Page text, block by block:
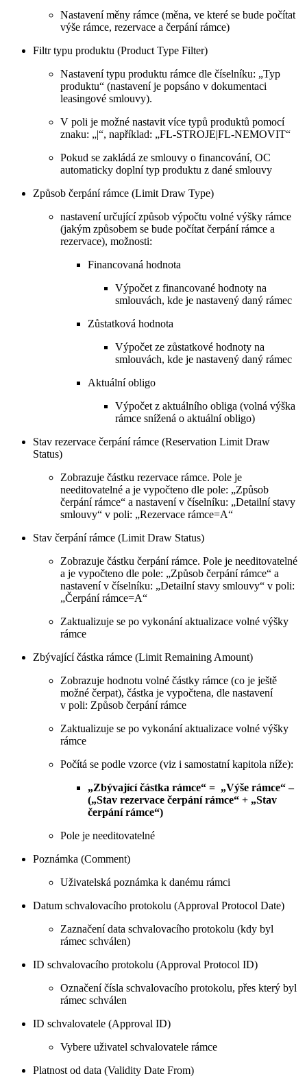
Nastavení měny rámce (měna, ve které se bude počítat
výše rámce, rezervace a čerpání rámce)
Filtr typu produktu (Product Type Filter)
Nastavení typu produktu rámce dle číselníku: „Typ
produktu“ (nastavení je popsáno v dokumentaci
leasingové smlouvy).
V poli je možné nastavit více typů produktů pomocí
znaku: „|“, například: „FL-STROJE|FL-NEMOVIT“
Pokud se zakládá ze smlouvy o financování, OC
automaticky doplní typ produktu z dané smlouvy
Způsob čerpání rámce (Limit Draw Type)
nastavení určující způsob výpočtu volné výšky rámce
(jakým způsobem se bude počítat čerpání rámce a
rezervace), možnosti:
Financovaná hodnota
Výpočet z financované hodnoty na
smlouvách, kde je nastavený daný rámec
Zůstatková hodnota
Výpočet ze zůstatkové hodnoty na
smlouvách, kde je nastavený daný rámec
Aktuální obligo
Výpočet z aktuálního obliga (volná výška
rámce snížená o aktuální obligo)
Stav rezervace čerpání rámce (Reservation Limit Draw
Status)
Zobrazuje částku rezervace rámce. Pole je
needitovatelné a je vypočteno dle pole: „Způsob
čerpání rámce“ a nastavení v číselníku: „Detailní stavy
smlouvy“ v poli: „Rezervace rámce=A“
Stav čerpání rámce (Limit Draw Status)
Zobrazuje částku čerpání rámce. Pole je needitovatelné
a je vypočteno dle pole: „Způsob čerpání rámce“ a
nastavení v číselníku: „Detailní stavy smlouvy“ v poli:
„Čerpání rámce=A“
Zaktualizuje se po vykonání aktualizace volné výšky
rámce
Zbývající částka rámce (Limit Remaining Amount)
Zobrazuje hodnotu volné částky rámce (co je ještě
možné čerpat), částka je vypočtena, dle nastavení
v poli: Způsob čerpání rámce
Zaktualizuje se po vykonání aktualizace volné výšky
rámce
Počítá se podle vzorce (viz i samostatní kapitola níže):
„Zbývající částka rámce“ = „Výše rámce“ –
(„Stav rezervace čerpání rámce“ + „Stav
čerpání rámce“)
Pole je needitovatelné
Poznámka (Comment)
Uživatelská poznámka k danému rámci
Datum schvalovacího protokolu (Approval Protocol Date)
Zaznačení data schvalovacího protokolu (kdy byl
rámec schválen)
ID schvalovacího protokolu (Approval Protocol ID)
Označení čísla schvalovacího protokolu, přes který byl
rámec schválen
ID schvalovatele (Approval ID)
Vybere uživatel schvalovatele rámce
Platnost od data (Validity Date From)